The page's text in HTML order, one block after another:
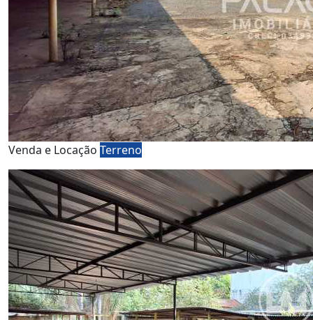
Venda e Locação Terreno